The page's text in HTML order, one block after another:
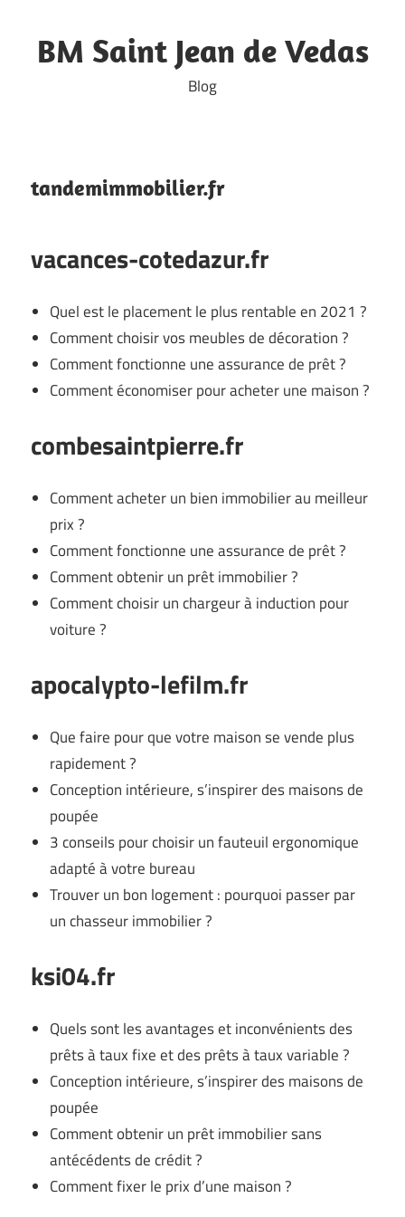
to
content
BM Saint Jean de Vedas
Blog
tandemimmobilier.fr
vacances-cotedazur.fr
Quel est le placement le plus rentable en 2021 ?
Comment choisir vos meubles de décoration ?
Comment fonctionne une assurance de prêt ?
Comment économiser pour acheter une maison ?
combesaintpierre.fr
Comment acheter un bien immobilier au meilleur
prix ?
Comment fonctionne une assurance de prêt ?
Comment obtenir un prêt immobilier ?
Comment choisir un chargeur à induction pour
voiture ?
apocalypto-lefilm.fr
Que faire pour que votre maison se vende plus
rapidement ?
Conception intérieure, s’inspirer des maisons de
poupée
3 conseils pour choisir un fauteuil ergonomique
adapté à votre bureau
Trouver un bon logement : pourquoi passer par
un chasseur immobilier ?
ksi04.fr
Quels sont les avantages et inconvénients des
prêts à taux fixe et des prêts à taux variable ?
Conception intérieure, s’inspirer des maisons de
poupée
Comment obtenir un prêt immobilier sans
antécédents de crédit ?
Comment fixer le prix d’une maison ?